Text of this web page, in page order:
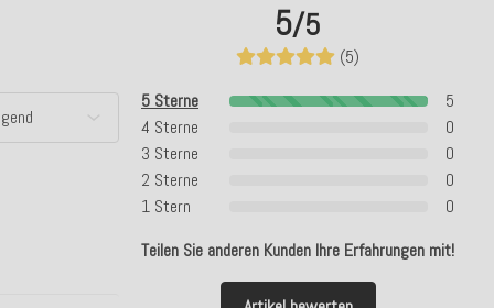
5/5
(5)
5 Sterne
5
4 Sterne
0
3 Sterne
0
2 Sterne
0
1 Stern
0
Teilen Sie anderen Kunden Ihre Erfahrungen mit!